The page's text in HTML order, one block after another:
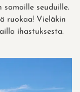
seuduille.
ruokaa! Vieläkin
ihastuksesta.